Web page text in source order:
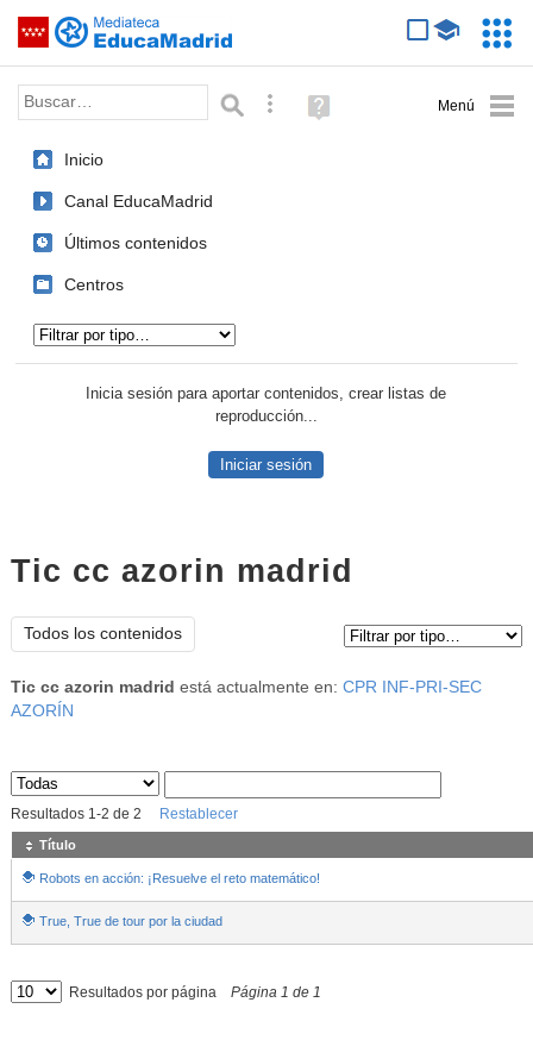
Saltar navegación
Palabra o frase: Búsqueda avanzada
Ayuda
(en
Inicio
Canal EducaMadrid
Últimos contenidos
Centros
Inicia sesión para aportar contenidos, crear listas de
reproducción...
Iniciar sesión
Tic cc azorin madrid
Todos los contenidos
Tic cc azorin madrid está actualmente en: CPR INF-PRI-SEC
AZORÍN
Sus archivos
Resultados 1-2 de 2 Restablecer
Título
Robots en acción: ¡Resuelve el reto matemático!
True, True de tour por la ciudad
Resultados por página Página 1 de 1